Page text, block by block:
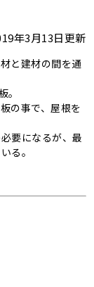
年3月13日更新
と建材の間を通
の事で、屋根を
要になるが、最
る。